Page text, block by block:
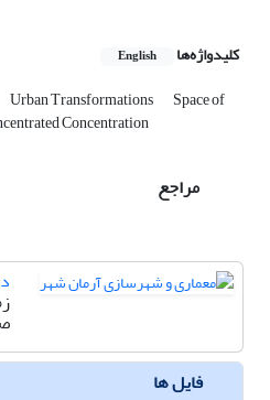
کلیدواژه‌ها English
Urban Transformations Space of
Concentration
مراجع
فایل ها